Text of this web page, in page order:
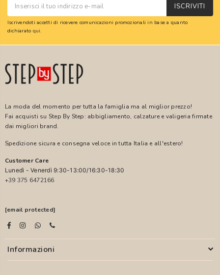
ISCRIVITI
Iscrivendoti accetti di ricevere comunicazioni promozionali in base a quanto
dichiarato qui.
La moda del momento per tutta la famiglia ma al miglior prezzo!
Fai acquisti su Step By Step: abbigliamento, calzature e valigeria firmate
dai migliori brand.
Spedizione sicura e consegna veloce in tutta Italia e all'estero!
Customer Care
Lunedì - Venerdì 9:30-13:00/16:30-18:30
+39 375 6472166
[email protected]
Informazioni